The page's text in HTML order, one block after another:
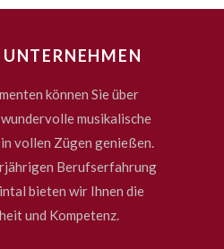
UNTERNEHMEN
können Sie über
musikalische
vollen Zügen genießen.
Berufserfahrung
bieten wir Ihnen die
und Kompetenz.